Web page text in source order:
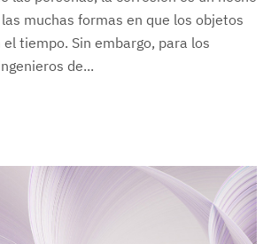
muchas formas en que los objetos
tiempo. Sin embargo, para los
de...